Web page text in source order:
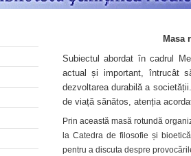
Masa
Subiectul abordat în cadrul
actual și important, întrucât
dezvoltarea durabilă a
de viață sănătos, atenția
Prin această masă rotundă
la Catedra de filosofie și
pentru a discuta despre